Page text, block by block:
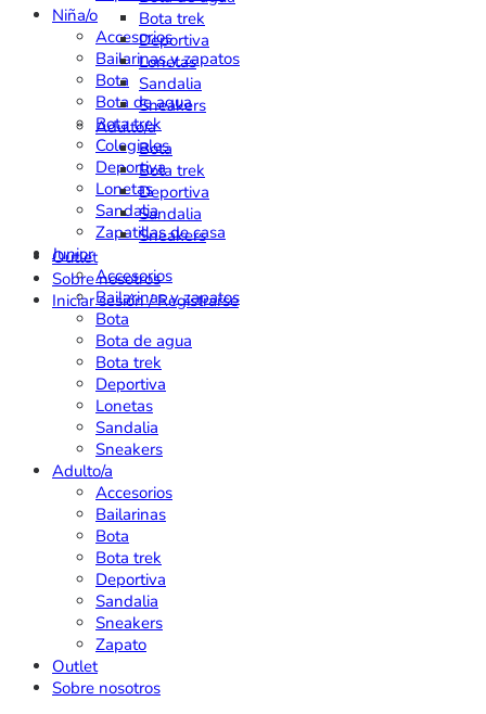
Niña/o
Accesorios
Bailarinas y zapatos
Bota
Bota de agua
Bota trek
Colegiales
Deportiva
Lonetas
Sandalia
Zapatillas de casa
Junior
Accesorios
Bailarinas y zapatos
Bota
Bota de agua
Bota trek
Deportiva
Lonetas
Sandalia
Sneakers
Adulto/a
Accesorios
Bailarinas
Bota
Bota trek
Deportiva
Sandalia
Sneakers
Zapato
Outlet
Sobre nosotros
Bota trek
Deportiva
Lonetas
Sandalia
Sneakers
Adulto/a
Bota
Bota trek
Deportiva
Sandalia
Sneakers
Outlet
Sobre nosotros
Iniciar sesión / Registrarse